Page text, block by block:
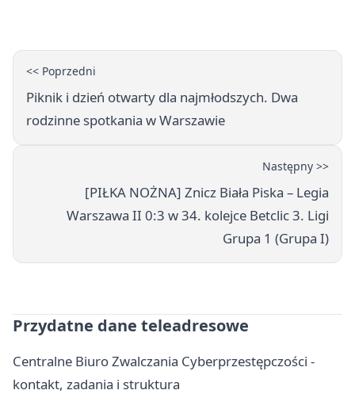
<< Poprzedni
Piknik i dzień otwarty dla najmłodszych. Dwa
rodzinne spotkania w Warszawie
Następny >>
[PIŁKA NOŻNA] Znicz Biała Piska – Legia
Warszawa II 0:3 w 34. kolejce Betclic 3. Ligi
Grupa 1 (Grupa I)
Przydatne dane teleadresowe
Centralne Biuro Zwalczania Cyberprzestępczości -
kontakt, zadania i struktura